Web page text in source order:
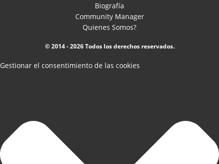
Biografía
Community Manager
Quienes Somos?
© 2014 - 2026 Todos los derechos reservados.
Gestionar el consentimiento de las cookies